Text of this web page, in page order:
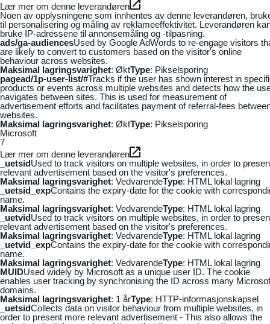
Lær mer om denne leverandøren
Noen av opplysningene som innhentes av denne leverandøren,
til personalisering og måling av reklameeffektivitet. Leverandøren
bruke IP-adressene til annonsemåling og -tilpasning.
ads/ga-audiencesUsed by Google AdWords to re-engage visitors
are likely to convert to customers based on the visitor's online
behaviour across websites.
Maksimal lagringsvarighet: ØktType: Pikselsporing
pagead/1p-user-list/#Tracks if the user has shown interest in
products or events across multiple websites and detects how the
navigates between sites. This is used for measurement of
advertisement efforts and facilitates payment of referral-fees
websites.
Maksimal lagringsvarighet: ØktType: Pikselsporing
Microsoft
7
Lær mer om denne leverandøren
_uetsidUsed to track visitors on multiple websites, in order to
relevant advertisement based on the visitor's preferences.
Maksimal lagringsvarighet: VedvarendeType: HTML lokal lagring
_uetsid_expContains the expiry-date for the cookie with
name.
Maksimal lagringsvarighet: VedvarendeType: HTML lokal lagring
_uetvidUsed to track visitors on multiple websites, in order to
relevant advertisement based on the visitor's preferences.
Maksimal lagringsvarighet: VedvarendeType: HTML lokal lagring
_uetvid_expContains the expiry-date for the cookie with
name.
Maksimal lagringsvarighet: VedvarendeType: HTML lokal lagring
MUIDUsed widely by Microsoft as a unique user ID. The cookie
enables user tracking by synchronising the ID across many
domains.
Maksimal lagringsvarighet: 1 årType: HTTP-informasjonskapsel
_uetsidCollects data on visitor behaviour from multiple websites, in
order to present more relevant advertisement - This also allows the